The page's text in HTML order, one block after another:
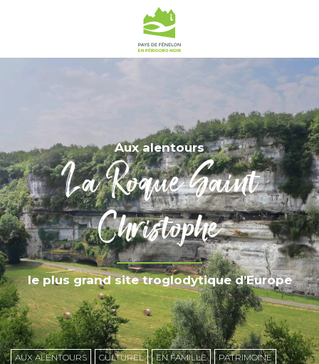
Aux alentours
La Roque Saint
Christophe
le plus grand site troglodytique d’Europe
AUX ALENTOURS CULTUREL EN FAMILLE PATRIMOINE